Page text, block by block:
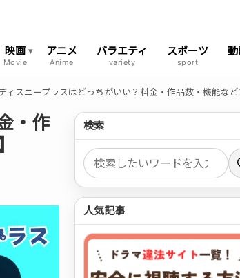
映画 アニメ バラエティ スポーツ
ィスニープラスはどっちがいい？料金・作品数・機能な
・作
検索
検索
人気記事